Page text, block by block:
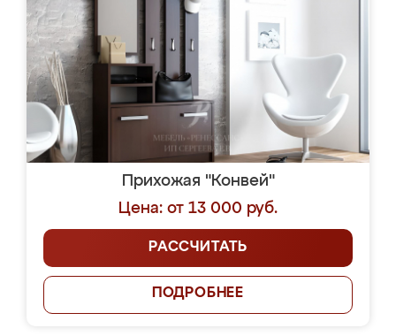
Прихожая "Конвей"
Цена: от 13 000 руб.
РАССЧИТАТЬ
ПОДРОБНЕЕ